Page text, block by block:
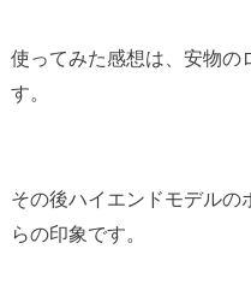
使ってみた感想は、安物の
す。
その後ハイエンドモデルの
らの印象です。